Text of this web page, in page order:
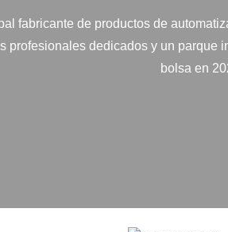
fabricante de productos de
profesionales dedicados y un parque
bolsa en